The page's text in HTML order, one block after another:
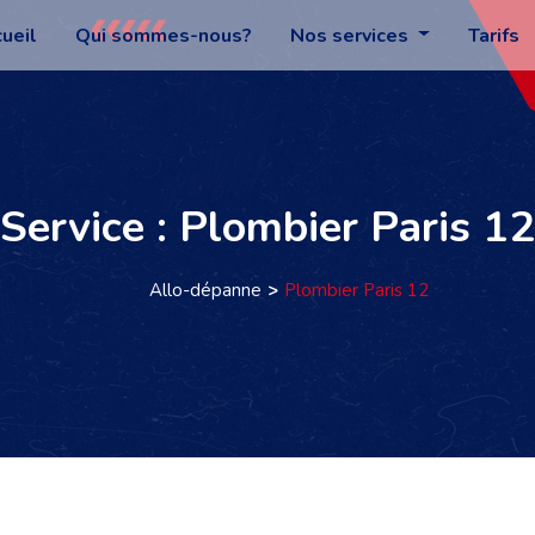
Qui sommes-nous? Nos services Tarifs
Service : Plombier Paris 12
Allo-dépanne Plombier Paris 12